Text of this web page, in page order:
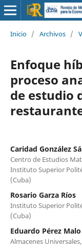
Inicio / Archivos /
Enfoque
proceso
de estudio
Caridad González
Centro de Estudios
Instituto Superior
(Cuba)
Rosario Garza Ríos
Instituto Superior
(Cuba)
Eduardo Pérez Malo
Almacenes